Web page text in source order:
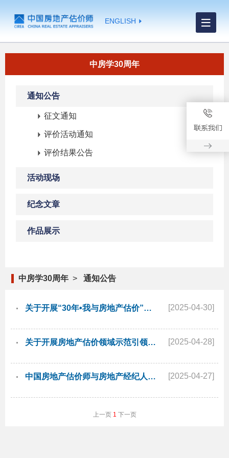
ENGLISH
中房学30周年
通知公告
征文通知
评价活动通知
评价结果公告
活动现场
纪念文章
作品展示
中房学30周年 > 通知公告
关于开展“30年•我与房地产估价”作品征集活动的通知 [2025-04-30]
关于开展房地产估价领域示范引领人员和机构评价活动的通知 [2025-04-28]
中国房地产估价师与房地产经纪人学会公告 [2025-04-27]
上一页 1 下一页